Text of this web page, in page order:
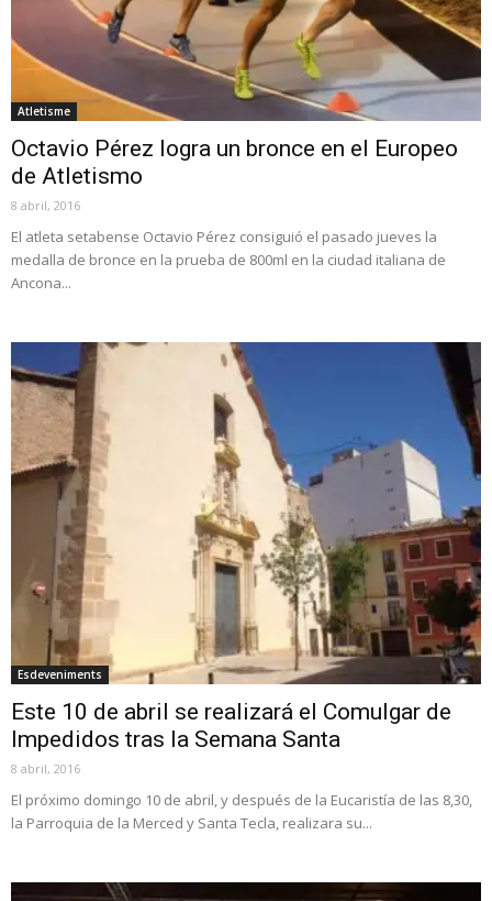
Atletisme
Octavio Pérez logra un bronce en el Europeo
de Atletismo
8 abril, 2016
El atleta setabense Octavio Pérez consiguió el pasado jueves la
medalla de bronce en la prueba de 800ml en la ciudad italiana de
Ancona...
Esdeveniments
Este 10 de abril se realizará el Comulgar de
Impedidos tras la Semana Santa
8 abril, 2016
El próximo domingo 10 de abril, y después de la Eucaristía de las 8,30,
la Parroquia de la Merced y Santa Tecla, realizara su...